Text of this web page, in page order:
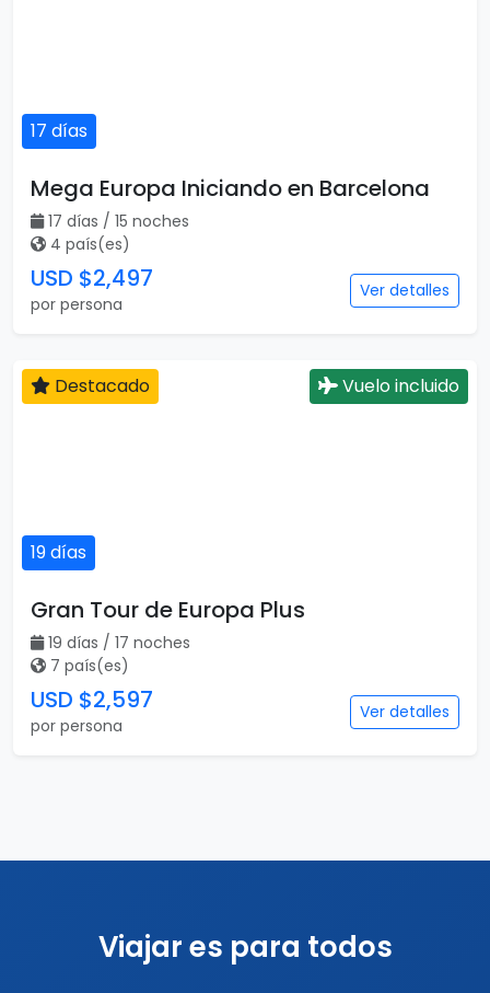
17 días
Mega Europa Iniciando en Barcelona
17 días / 15 noches
4 país(es)
USD $2,497
por persona
Ver detalles
19 días
Destacado Vuelo incluido
Gran Tour de Europa Plus
19 días / 17 noches
7 país(es)
USD $2,597
por persona
Ver detalles
Viajar es para todos